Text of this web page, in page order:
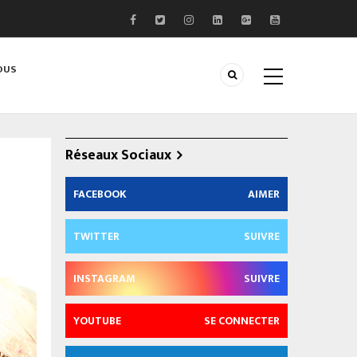
Réseaux Sociaux
FACEBOOK AIMER
TWITTER SUIVRE
INSTAGRAM SUIVRE
YOUTUBE SE CONNECTER